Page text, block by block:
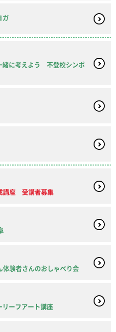
ガ
緒に考えよう 不登校シンポ
講座 受講者募集
体験者さんのおしゃべり会
リーフアート講座